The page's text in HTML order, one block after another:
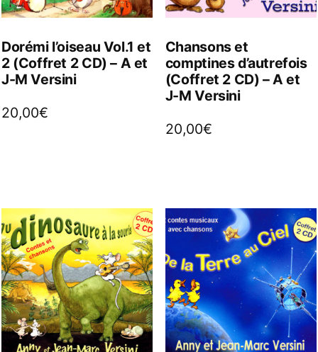
Dorémi l’oiseau Vol.1 et
2 (Coffret 2 CD) – A et
J-M Versini
20,00€
Chansons et
comptines d’autrefois
(Coffret 2 CD) – A et
J-M Versini
20,00€